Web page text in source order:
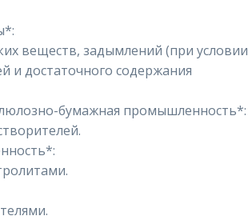
веществ, задымлений (при условии
и достаточного содержания
бумажная промышленность*: